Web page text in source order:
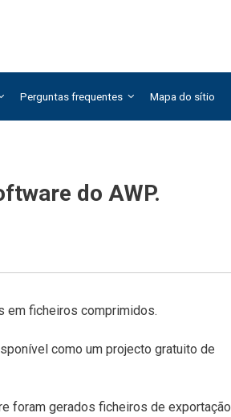
Perguntas frequentes Mapa do sítio
do AWP.
em ficheiros comprimidos.
como um projecto gratuito de
foram gerados ficheiros de exportação